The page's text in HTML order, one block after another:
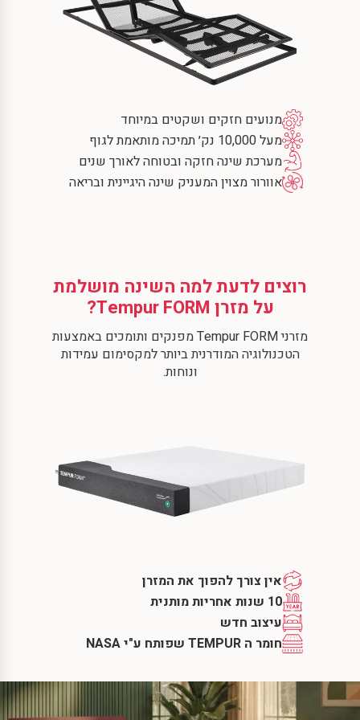
מנועים חזקים ושקטים במיוחד
מעל 10,000 נק׳ תמיכה מותאמת לגוף
מערכת שינה חזקה ובטוחה לאורך שנים
אוורור מצוין המעניק שינה היגיינית ובריאה
רוצים לדעת למה השינה מושלמת
על מזרן Tempur FORM?
מזרני Tempur FORM מפנקים ותומכים באמצעות
הטכנולוגיה המודרנית ביותר למקסימום עמידות
ונוחות.
אין צורך להפוך את המזרן
10 שנות אחריות מותנית
עיצוב חדש
חומר ה TEMPUR שפותח ע"י NASA